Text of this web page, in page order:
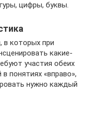
цифры, буквы.
в которых при
какие-
участия обеих
понятиях «вправо»,
нужно каждый